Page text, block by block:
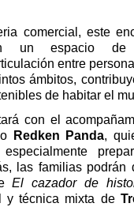
comercial, este
un espacio de
entre
ámbitos,
de habitar el
con el
Redken Panda,
las familias podrán
El cazador de
y técnica mixta de